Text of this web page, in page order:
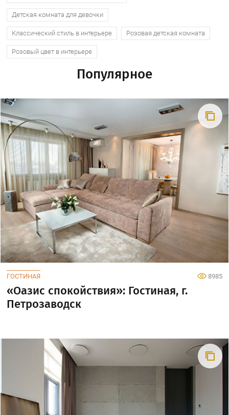
Детская комната для девочки
Классический стиль в интерьере Розовая детская комната
Розовый цвет в интерьере
Популярное
ГОСТИНАЯ 8985
«Оазис спокойствия»: Гостиная, г.
Петрозаводск